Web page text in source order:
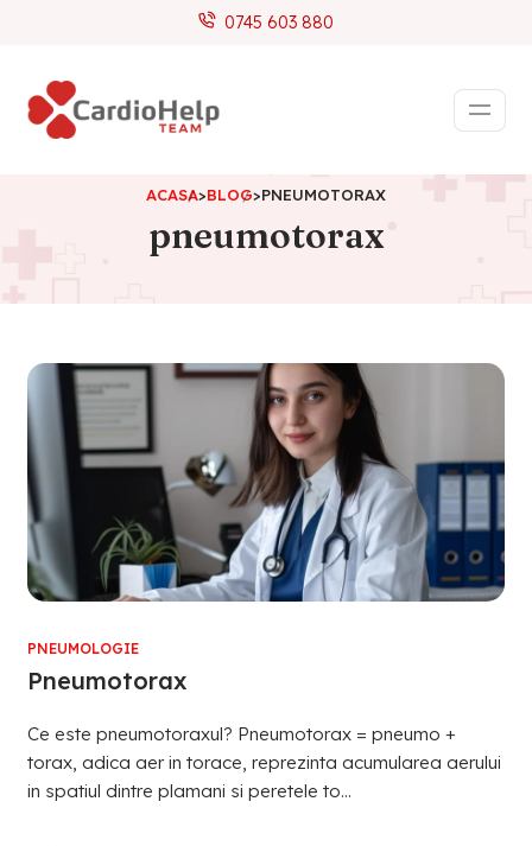
0745 603 880
ACASA>BLOG>PNEUMOTORAX
pneumotorax
PNEUMOLOGIE
Pneumotorax
Ce este pneumotoraxul? Pneumotorax = pneumo +
torax, adica aer in torace, reprezinta acumularea aerului
in spatiul dintre plamani si peretele to...